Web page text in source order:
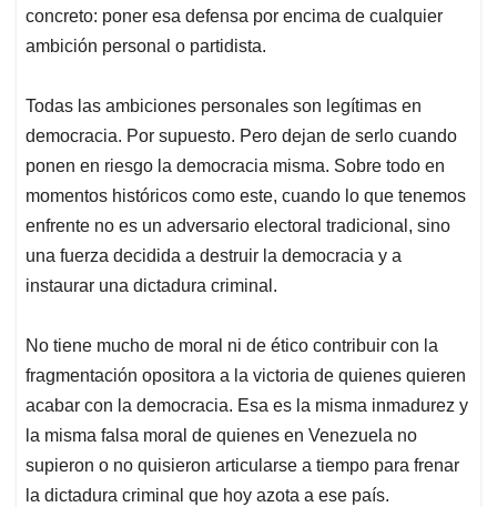
concreto: poner esa defensa por encima de cualquier
ambición personal o partidista.
Todas las ambiciones personales son legítimas en
democracia. Por supuesto. Pero dejan de serlo cuando
ponen en riesgo la democracia misma. Sobre todo en
momentos históricos como este, cuando lo que tenemos
enfrente no es un adversario electoral tradicional, sino
una fuerza decidida a destruir la democracia y a
instaurar una dictadura criminal.
No tiene mucho de moral ni de ético contribuir con la
fragmentación opositora a la victoria de quienes quieren
acabar con la democracia. Esa es la misma inmadurez y
la misma falsa moral de quienes en Venezuela no
supieron o no quisieron articularse a tiempo para frenar
la dictadura criminal que hoy azota a ese país.